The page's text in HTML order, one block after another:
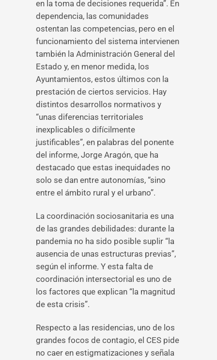
en la toma de decisiones requerida”. En
dependencia, las comunidades
ostentan las competencias, pero en el
funcionamiento del sistema intervienen
también la Administración General del
Estado y, en menor medida, los
Ayuntamientos, estos últimos con la
prestación de ciertos servicios. Hay
distintos desarrollos normativos y
“unas diferencias territoriales
inexplicables o difícilmente
justificables”, en palabras del ponente
del informe, Jorge Aragón, que ha
destacado que estas inequidades no
solo se dan entre autonomías, “sino
entre el ámbito rural y el urbano”.
La coordinación sociosanitaria es una
de las grandes debilidades: durante la
pandemia no ha sido posible suplir “la
ausencia de unas estructuras previas”,
según el informe. Y esta falta de
coordinación intersectorial es uno de
los factores que explican “la magnitud
de esta crisis”.
Respecto a las residencias, uno de los
grandes focos de contagio, el CES pide
no caer en estigmatizaciones y señala